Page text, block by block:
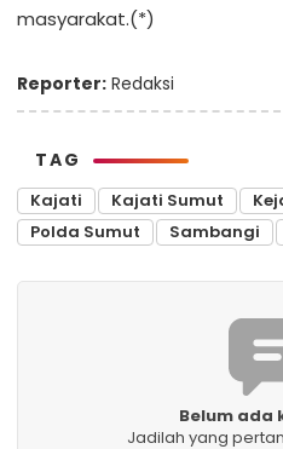
masyarakat.(*)
Reporter: Redaksi
TAG
Kajati Kajati Sumut
Polda Sumut
Sambangi
Belum ada
Jadilah yang